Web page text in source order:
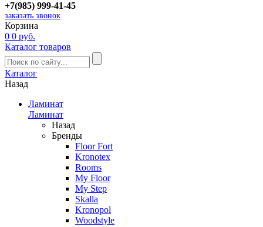
+7(985) 999-41-45
заказать звонок
Корзина
0 0 руб.
Каталог товаров
Каталог
Назад
Ламинат
Ламинат
Назад
Бренды
Floor Fort
Kronotex
Rooms
My Floor
My Step
Skalla
Kronopol
Woodstyle